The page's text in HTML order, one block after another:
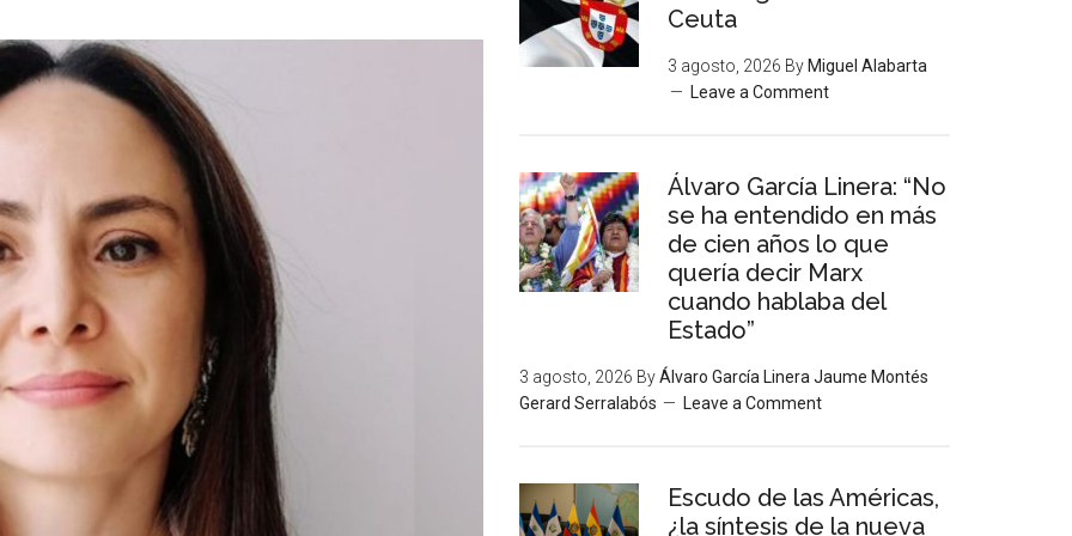
Ceuta
3 agosto, 2026 By Miguel Alabarta
Leave a Comment
Álvaro García Linera: “No
se ha entendido en más
de cien años lo que
quería decir Marx
cuando hablaba del
Estado”
3 agosto, 2026 ByÁlvaro García Linera Jaume Montés
Gerard Serralabós
Leave a Comment
Escudo de las Américas,
¿la síntesis de la nueva